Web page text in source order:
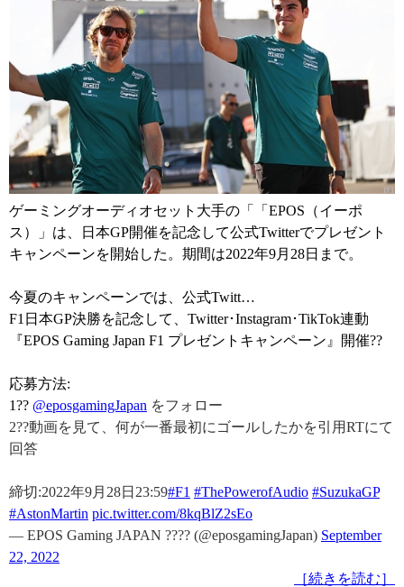
ゲーミングオーディオセット大手の「「EPOS（イーポ
ス）」は、日本GP開催を記念して公式Twitterでプレゼント
キャンペーンを開始した。期間は2022年9月28日まで。
今夏のキャンペーンでは、公式Twitt…
F1日本GP決勝を記念して、Twitter･Instagram･TikTok連動
『EPOS Gaming Japan F1 プレゼントキャンペーン』開催??
応募方法:
1?? @eposgamingJapan をフォロー
2??動画を見て、何が一番最初にゴールしたかを引用RTにて
回答
締切:2022年9月28日23:59#F1 #ThePowerofAudio #SuzukaGP
#AstonMartin pic.twitter.com/8kqBlZ2sEo
— EPOS Gaming JAPAN ???? (@eposgamingJapan) September
22, 2022
［続きを読む］